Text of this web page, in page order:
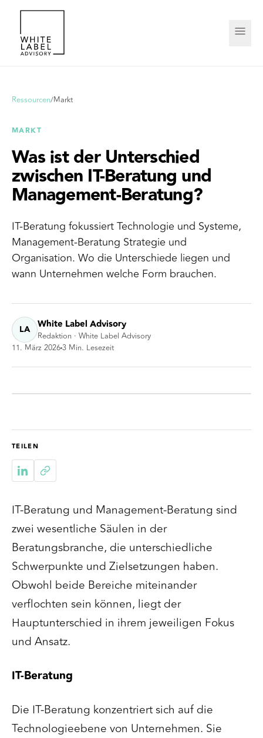
Ressourcen/Markt
MARKT
Was ist der Unterschied
zwischen IT-Beratung und
Management-Beratung?
IT-Beratung fokussiert Technologie und Systeme,
Management-Beratung Strategie und
Organisation. Wo die Unterschiede liegen und
wann Unternehmen welche Form brauchen.
LA White Label Advisory
Redaktion · White Label Advisory
11. März 20263 Min. Lesezeit
TEILEN
IT-Beratung und Management-Beratung sind
zwei wesentliche Säulen in der
Beratungsbranche, die unterschiedliche
Schwerpunkte und Zielsetzungen haben.
Obwohl beide Bereiche miteinander
verflochten sein können, liegt der
Hauptunterschied in ihrem jeweiligen Fokus
und Ansatz.
IT-Beratung
Die IT-Beratung konzentriert sich auf die
Technologieebene von Unternehmen. Sie